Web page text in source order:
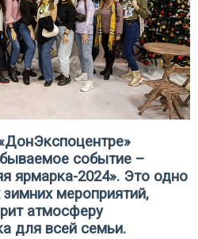
событие –
ярмарка-2024». Это одно
мероприятий,
атмосферу
для всей семьи.